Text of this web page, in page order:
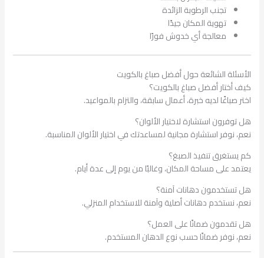
تجنب الرطوبة الزائدة
تهوية المكان جيدًا
معالجة أي خدوش فورًا
الأسئلة الشائعة حول أفضل صباغ بالكويت
كيف أختار أفضل صباغ بالكويت؟
اختر صباغًا لديه خبرة، أعمال سابقة، والتزام بالمواعيد.
هل توفرون استشارة لاختيار الألوان؟
نعم، نوفر استشارة مجانية لمساعدتك في اختيار الألوان المناسبة.
كم يستغرق تنفيذ الصبغ؟
يعتمد على مساحة المكان، وغالبًا من يوم إلى عدة أيام.
هل تستخدمون دهانات آمنة؟
نعم، نستخدم دهانات أصلية وآمنة للاستخدام المنزلي.
هل تقدمون ضمانًا على العمل؟
نعم، نوفر ضمانًا حسب نوع الدهان المستخدم.